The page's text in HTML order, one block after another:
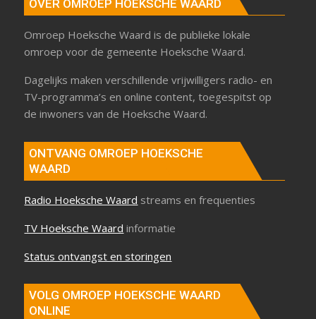
OVER OMROEP HOEKSCHE WAARD
Omroep Hoeksche Waard is de publieke lokale
omroep voor de gemeente Hoeksche Waard.
Dagelijks maken verschillende vrijwilligers radio- en
TV-programma’s en online content, toegespitst op
de inwoners van de Hoeksche Waard.
ONTVANG OMROEP HOEKSCHE
WAARD
Radio Hoeksche Waard streams en frequenties
TV Hoeksche Waard informatie
Status ontvangst en storingen
VOLG OMROEP HOEKSCHE WAARD
ONLINE